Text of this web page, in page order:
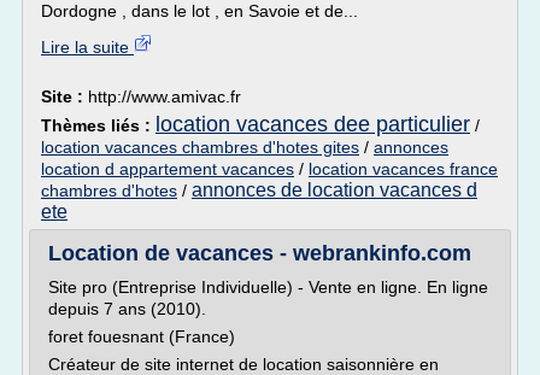
Dordogne , dans le lot , en Savoie et de...
Lire la suite
Site : http://www.amivac.fr
Thèmes liés : location vacances dee particulier /
location vacances chambres d'hotes gites / annonces
location d appartement vacances / location vacances france
chambres d'hotes / annonces de location vacances d
ete
Location de vacances - webrankinfo.com
Site pro (Entreprise Individuelle) - Vente en ligne. En ligne
depuis 7 ans (2010).
foret fouesnant (France)
Créateur de site internet de location saisonnière en